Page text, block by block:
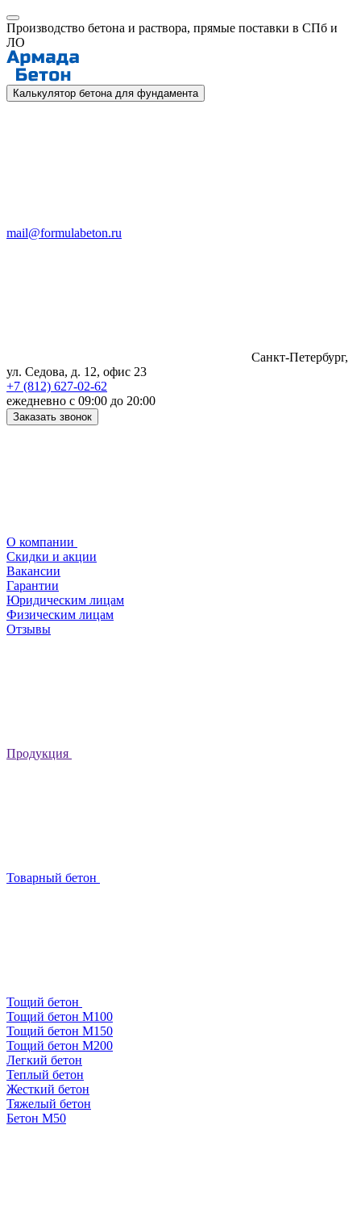
Производство бетона и раствора, прямые поставки в СПб и
ЛО
Калькулятор бетона для фундамента
mail@formulabeton.ru
Санкт-Петербург,
ул. Седова, д. 12, офис 23
+7 (812) 627-02-62
ежедневно с 09:00 до 20:00
Заказать звонок
О компании
Скидки и акции
Вакансии
Гарантии
Юридическим лицам
Физическим лицам
Отзывы
Продукция
Товарный бетон
Тощий бетон
Тощий бетон М100
Тощий бетон М150
Тощий бетон М200
Легкий бетон
Теплый бетон
Жесткий бетон
Тяжелый бетон
Бетон М50